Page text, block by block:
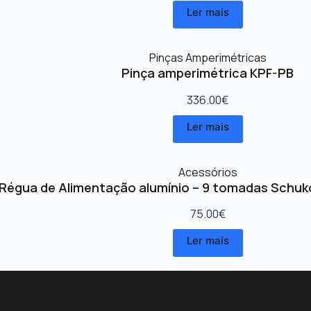
Ler mais
Pinças Amperimétricas
Pinça amperimétrica KPF-PB
336.00€
Ler mais
Acessórios
Régua de Alimentação alumínio – 9 tomadas
75.00€
Ler mais